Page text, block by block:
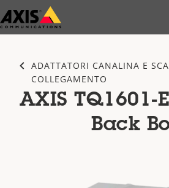
Salta
al
ADATTATORI CANALINA E
COLLEGAMENTO
AXIS TQ1601-
Back